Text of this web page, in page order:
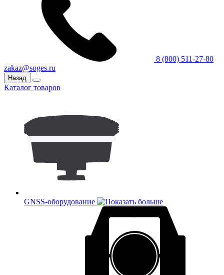
8 (800) 511-27-80
zakaz@soges.ru
Назад
Каталог товаров
GNSS-оборудование